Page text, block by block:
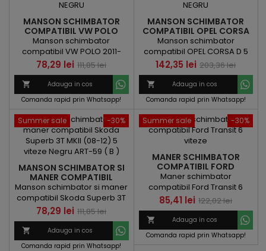
MANSON SCHIMBATOR
COMPATIBIL VW POLO
2011-2017 CU 5 VITEZE
NEGRU
Manson schimbator
compatibil VW POLO 2011-
2017 cu 5 VITEZE NEGRU
Pret
78,29 lei Pret
baza
111,85 lei

Adauga in cos
Comanda rapid prin Whatsapp!
MANSON SCHIMBATOR
COMPATIBIL OPEL CORSA
D 5 VITEZE NEGRU
Manson schimbator
compatibil OPEL CORSA D 5
viteze NEGRU
Pret
142,35 lei Pret
de
baza
203,36 lei

Adauga in cos
Comanda rapid prin Whatsapp!
-30%
Summer sale
MANSON SCHIMBATOR SI
MANER COMPATIBIL
SKODA SUPERB 3T MKII
2008-2012 5 VITEZE NEGRU
Manson schimbator si maner
compatibil Skoda Superb 3T
MKII 2008-2012 5 viteze Negru
Pret
78,29 lei Pret
baza
111,85 lei

Adauga in cos
Comanda rapid prin Whatsapp!
-30%
Summer sale
MANER SCHIMBATOR
COMPATIBIL FORD
TRANSIT 6 VITEZE
Maner schimbator
compatibil Ford Transit 6
viteze
Pret
85,41 lei Pret
de
baza
122,02 lei

Adauga in cos
Comanda rapid prin Whatsapp!